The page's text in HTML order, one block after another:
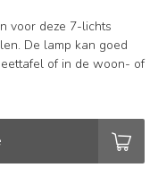
voor deze 7-lichts
De lamp kan goed
of in de woon- of